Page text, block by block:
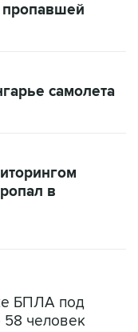
пропавшей
самолета
в
БПЛА под
58 человек